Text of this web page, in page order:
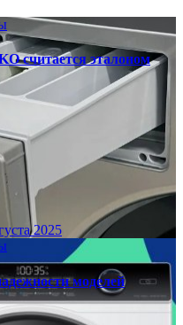
считается эталоном
2025
моделей